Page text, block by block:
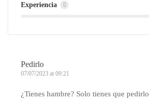
Experiencia
Pedirlo
07/07/2023 at 09:21
¿Tienes hambre? Solo tienes que pedirlo